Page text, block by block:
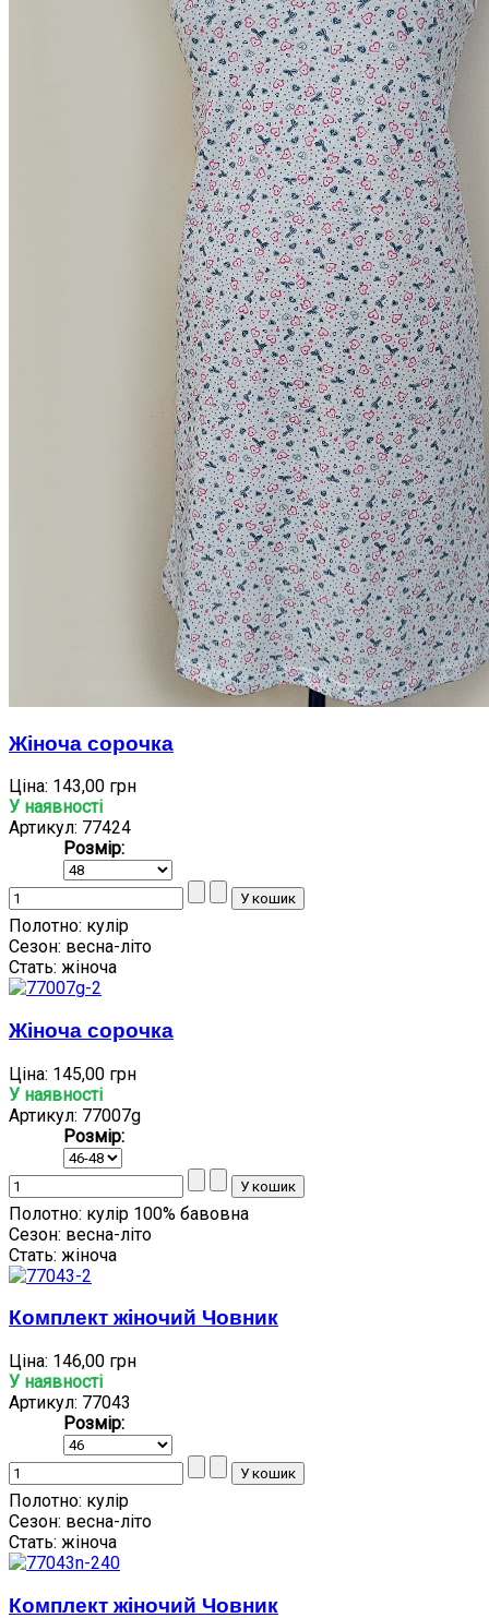
Жіноча сорочка
Ціна: 143,00 грн
У наявності
Артикул: 77424
Розмір:
Полотно: кулір
Сезон: весна-літо
Стать: жіноча
Жіноча сорочка
Ціна: 145,00 грн
У наявності
Артикул: 77007g
Розмір:
Полотно: кулір 100% бавовна
Сезон: весна-літо
Стать: жіноча
Комплект жіночий Човник
Ціна: 146,00 грн
У наявності
Артикул: 77043
Розмір:
Полотно: кулір
Сезон: весна-літо
Стать: жіноча
Комплект жіночий Човник